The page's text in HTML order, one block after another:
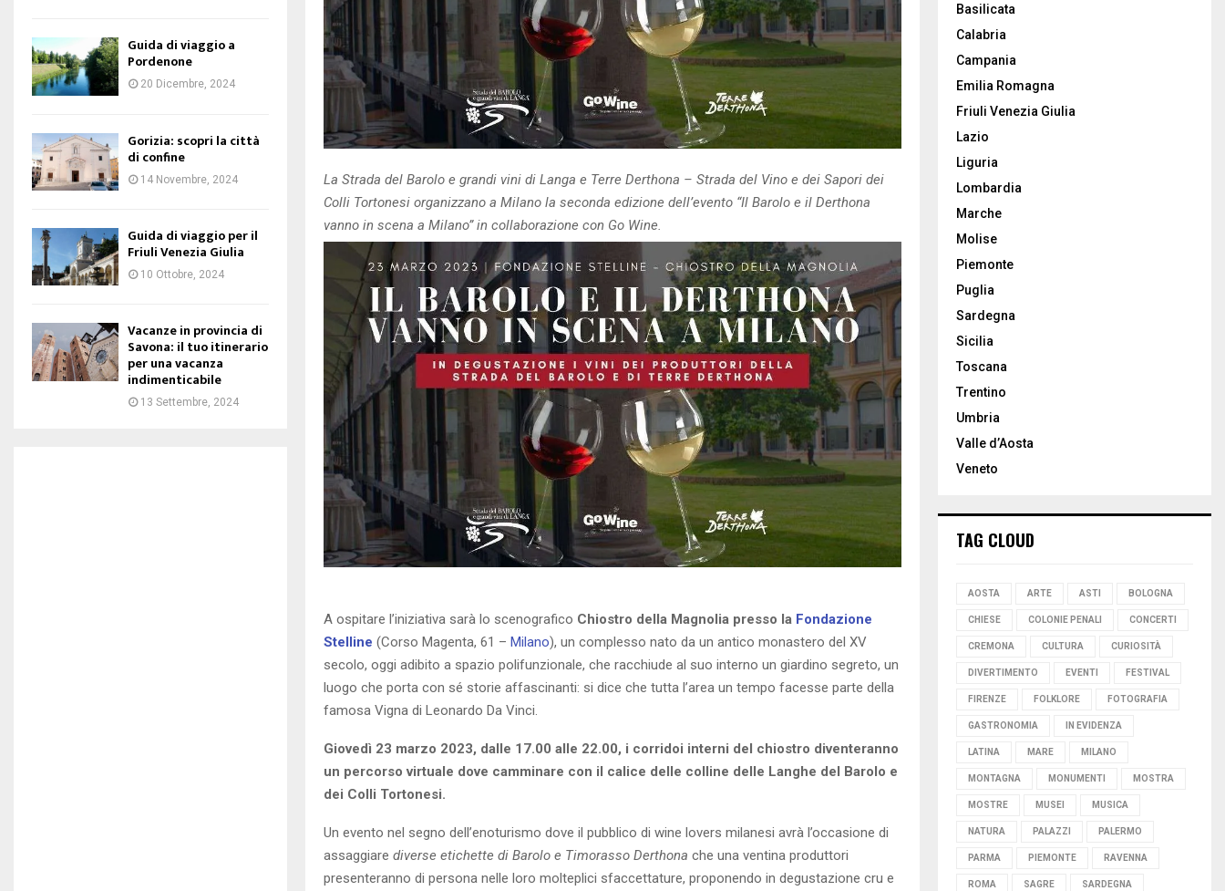
La Strada del Barolo e grandi vini di Langa e Terre Derthona – Strada del Vino e dei Sapori dei
Colli Tortonesi organizzano a Milano la seconda edizione dell’evento “Il Barolo e il Derthona
vanno in scena a Milano” in collaborazione con Go Wine.
A ospitare l’iniziativa sarà lo scenografico Chiostro della Magnolia presso la Fondazione
Stelline (Corso Magenta, 61 – Milano), un complesso nato da un antico monastero del XV
secolo, oggi adibito a spazio polifunzionale, che racchiude al suo interno un giardino segreto, un
luogo che porta con sé storie affascinanti: si dice che tutta l’area un tempo facesse parte della
famosa Vigna di Leonardo Da Vinci.
Giovedì 23 marzo 2023, dalle 17.00 alle 22.00, i corridoi interni del chiostro diventeranno
un percorso virtuale dove camminare con il calice delle colline delle Langhe del Barolo e
dei Colli Tortonesi.
Un evento nel segno dell’enoturismo dove il pubblico di wine lovers milanesi avrà l’occasione di
assaggiare diverse etichette di Barolo e Timorasso Derthona che una ventina produttori
presenteranno di persona nelle loro molteplici sfaccettature, proponendo in degustazione cru e
Guida di viaggio a
Pordenone
20 Dicembre, 2024
Gorizia: scopri la città
di confine
14 Novembre, 2024
Guida di viaggio per il
Friuli Venezia Giulia
10 Ottobre, 2024
Vacanze in provincia di
Savona: il tuo itinerario
per una vacanza
indimenticabile
13 Settembre, 2024
Basilicata
Calabria
Campania
Emilia Romagna
Friuli Venezia Giulia
Lazio
Liguria
Lombardia
Marche
Molise
Piemonte
Puglia
Sardegna
Sicilia
Toscana
Trentino
Umbria
Valle d’Aosta
Veneto
TAG CLOUD
AOSTA ARTE ASTI BOLOGNA
CHIESE COLONIE PENALI CONCERTI
CREMONA CULTURA CURIOSITÀ
DIVERTIMENTO EVENTI FESTIVAL
FIRENZE FOLKLORE FOTOGRAFIA
GASTRONOMIA IN EVIDENZA
LATINA MARE MILANO
MONTAGNA MONUMENTI MOSTRA
MOSTRE MUSEI MUSICA
NATURA PALAZZI PALERMO
PARMA PIEMONTE RAVENNA
ROMA SAGRE SARDEGNA